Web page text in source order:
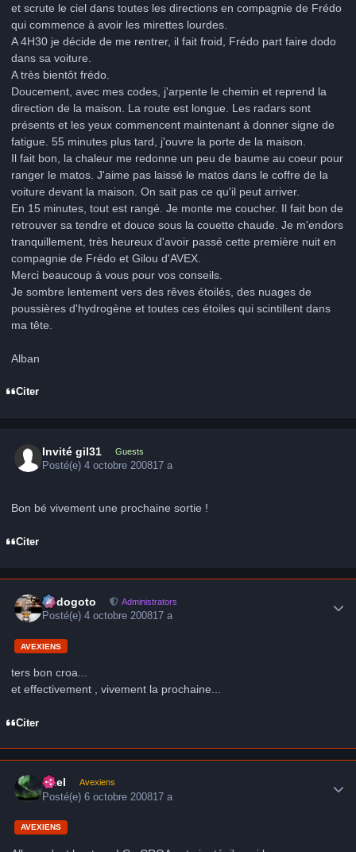
et scrute le ciel dans toutes les directions en compagnie de Frédo
qui commence à avoir les mirettes lourdes.
A 4H30 je décide de me rentrer, il fait froid, Frédo part faire dodo
dans sa voiture.
A très bientôt frédo.
Doucement, avec mes codes, j'arpente le chemin et reprend la
direction de la maison. La route est longue. Les radars sont
présents et les yeux commencent maintenant à donner signe de
fatigue. 55 minutes plus tard, j'ouvre la porte de la maison.
Il fait bon, la chaleur me redonne un peu de baume au coeur pour
ranger le matos. J'aime pas laissé le matos dans le coffre de la
voiture devant la maison. On sait pas ce qu'il peut arriver.
En 15 minutes, tout est rangé. Je monte me coucher. Il fait bon de
retrouver sa tendre et douce sous la couette chaude. Je m'endors
tranquillement, très heureux d'avoir passé cette première nuit en
compagnie de Frédo et Gilou d'AVEX.
Merci beaucoup à vous pour vos conseils.
Je sombre lentement vers des rêves étoilés, des nuages de
poussières d'hydrogène et toutes ces étoiles qui scintillent dans
ma tête.
Alban
Citer
Invité gil31 Guests
Posté(e)4 octobre 200817 a
Bon bé vivement une prochaine sortie !
Citer
frédogoto Administrators
Posté(e)4 octobre 200817 a
AVEXIENS
ters bon croa...
et effectivement , vivement la prochaine...
Citer
Axel Avexiens
Posté(e)6 octobre 200817 a
AVEXIENS